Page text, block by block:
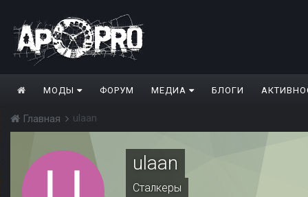
МОДЫ ФОРУМ МЕДИА БЛОГИ
Главная ulaan
ulaan
Сталкеры